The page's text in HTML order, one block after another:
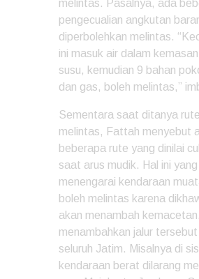
melintas. Pasalnya, ada
pengecualian angkutan
diperbolehkan melintas.
ini masuk air dalam
susu, kemudian 9 bahan
dan gas, boleh melintas,”
Sementara saat ditanya
melintas, Fattah menyebut
beberapa rute yang dinilai
saat arus mudik. Hal ini yang
menengarai kendaraan
boleh melintas karena
akan menambah
menambahkan jalur
seluruh Jatim. Misalnya di
kendaraan berat dilarang